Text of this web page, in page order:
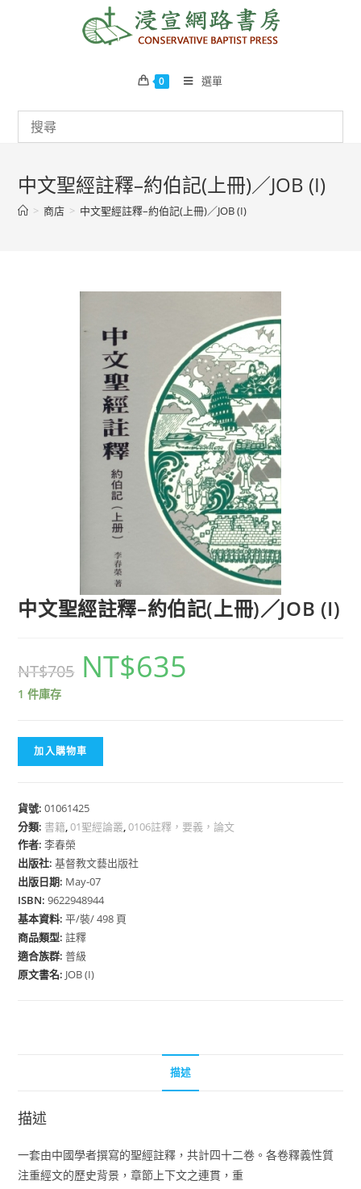
0 選單
中文聖經註釋–約伯記(上冊)／JOB (I)
> 商店 > 中文聖經註釋–約伯記(上冊)／JOB (I)
中文聖經註釋–約伯記(上冊)／JOB (I)
NT$705 NT$635
1 件庫存
加入購物車
貨號:01061425
分類: 書籍,01聖經論叢,0106註釋，要義，論文
作者:李春榮
出版社:基督教文藝出版社
出版日期: May-07
ISBN:9622948944
基本資料:平/裝/ 498 頁
商品類型:註釋
適合族群:普級
原文書名: JOB (I)
描述
描述
一套由中國學者撰寫的聖經註釋，共計四十二卷。各卷釋義性質
注重經文的歷史背景，章節上下文之連貫，重